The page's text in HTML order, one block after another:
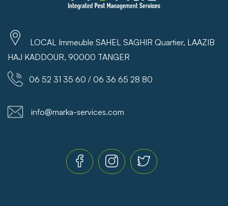
LOCAL Immeuble SAHEL SAGHIR Quartier, LAAZIB
HAJ KADDOUR, 90000 TANGER
06 52 31 35 60 / 06 36 65 28 80
info@marka-services.com